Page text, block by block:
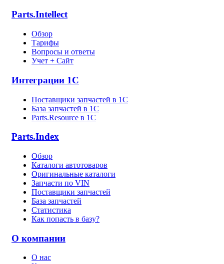
Parts.Intellect
Обзор
Тарифы
Вопросы и ответы
Учет + Сайт
Интеграции 1С
Поставщики запчастей в 1C
База запчастей в 1С
Parts.Resource в 1C
Parts.Index
Обзор
Каталоги автотоваров
Оригинальные каталоги
Запчасти по VIN
Поставщики запчастей
База запчастей
Статистика
Как попасть в базу?
О компании
О нас